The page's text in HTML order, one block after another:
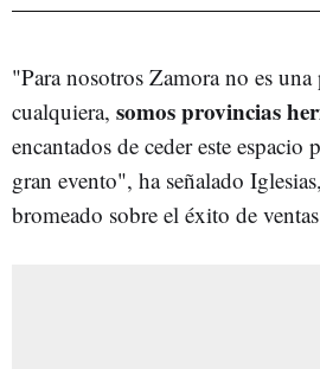
"Para nosotros Zamora no es
cualquiera, somos provincias
encantados de ceder este espacio
gran evento", ha señalado
bromeado sobre el éxito de